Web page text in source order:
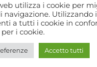
utilizza i cookie per
navigazione. Utilizzando
a tutti i cookie in
i cookie.
Accetto tutti